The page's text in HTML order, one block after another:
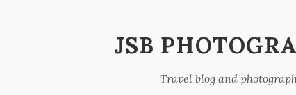
JSB
Travel blog and